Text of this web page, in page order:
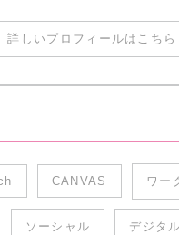
詳しいプロフィールはこち
CANVAS ワー
ソーシャル デジタ